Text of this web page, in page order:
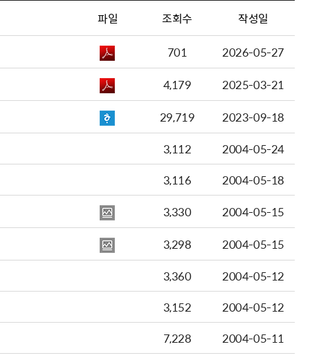
파일 조회수 작성일
701
2026-05-27
4,179
2025-03-21
29,719
2023-09-18
3,112
2004-05-24
3,116
2004-05-18
3,330
2004-05-15
3,298
2004-05-15
3,360
2004-05-12
3,152
2004-05-12
7,228
2004-05-11